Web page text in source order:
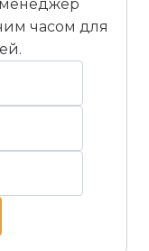
менеджер
часом для